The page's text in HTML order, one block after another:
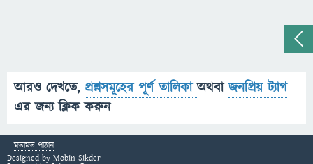
আরও দেখতে, প্রশ্নসমূহের পূর্ণ তালিকাঅথবাজনপ্রিয় ট্যাগ
এর জন্য ক্লিক করুন
মতামত পাঠান
Designed by Mobin Sikder